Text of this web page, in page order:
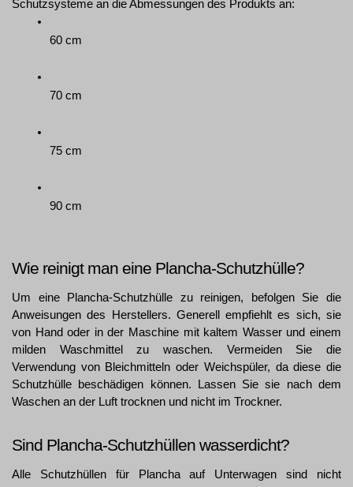
Schutzsysteme an die Abmessungen des Produkts an:
60 cm
70 cm
75 cm
90 cm
Wie reinigt man eine Plancha-Schutzhülle?
Um eine Plancha-Schutzhülle zu reinigen, befolgen Sie die
Anweisungen des Herstellers. Generell empfiehlt es sich, sie
von Hand oder in der Maschine mit kaltem Wasser und einem
milden Waschmittel zu waschen. Vermeiden Sie die
Verwendung von Bleichmitteln oder Weichspüler, da diese die
Schutzhülle beschädigen können. Lassen Sie sie nach dem
Waschen an der Luft trocknen und nicht im Trockner.
Sind Plancha-Schutzhüllen wasserdicht?
Alle Schutzhüllen für Plancha auf Unterwagen sind nicht